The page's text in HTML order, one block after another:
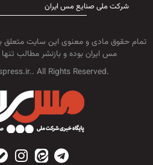
شرکت ملی صنایع مس ایران
تمام حقوق مادی و معنوی این سایت متعلق
مس ایران بوده و بازنشر مطالب
All Rights Reserved.